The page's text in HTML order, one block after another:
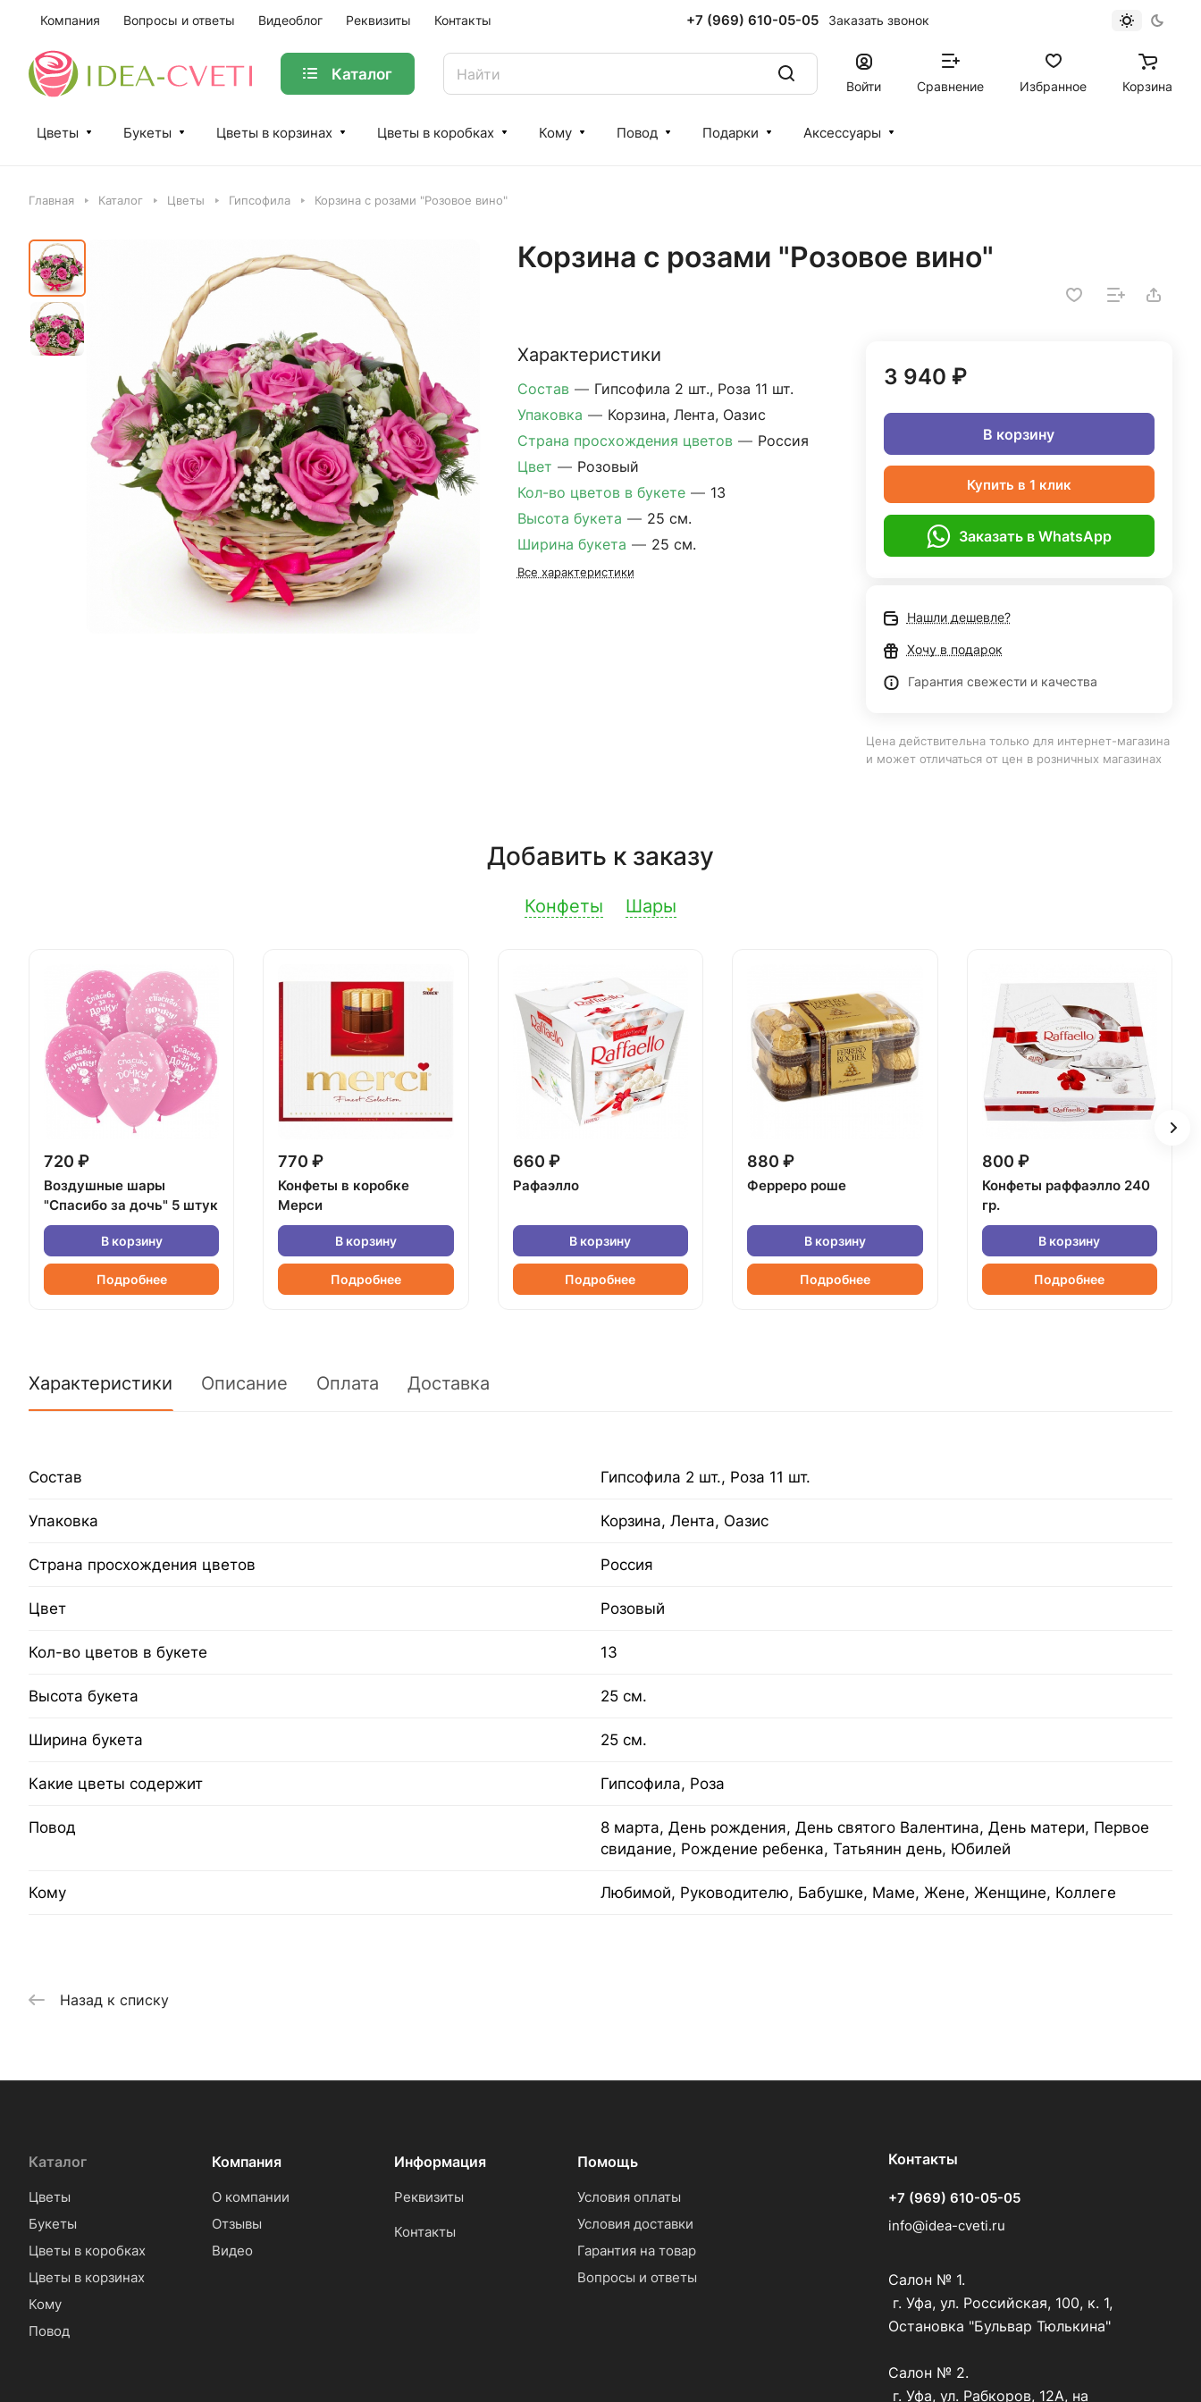
Компания Вопросы и ответы Видеоблог Реквизиты Контакты +7 (969) 610-05-05 Заказать звонок
Каталог
Войти Сравнение Избранное Корзина
Цветы Букеты Цветы в корзинах Цветы в коробках Кому Повод Подарки Аксессуары
Главная Каталог Цветы Гипсофила Корзина с розами "Розовое вино"
Корзина с розами "Розовое вино"
Характеристики
Состав — Гипсофила 2 шт., Роза 11 шт.
Упаковка — Корзина, Лента, Оазис
Страна просхождения цветов — Россия
Цвет — Розовый
Кол-во цветов в букете — 13
Высота букета — 25 см.
Ширина букета — 25 см.
Все характеристики
3 940 ₽
В корзину
Купить в 1 клик
Заказать в WhatsApp
Нашли дешевле?
Хочу в подарок
Гарантия свежести и качества
Цена действительна только для интернет-магазина
и может отличаться от цен в розничных магазинах
Добавить к заказу
Конфеты Шары
720 ₽
Воздушные шары
"Спасибо за дочь" 5 штук
В корзину
Подробнее
770 ₽
Конфеты в коробке
Мерси
В корзину
Подробнее
660 ₽
Рафаэлло
В корзину
Подробнее
880 ₽
Ферреро роше
В корзину
Подробнее
800 ₽
Конфеты раффаэлло 240
гр.
В корзину
Подробнее
Характеристики Описание Оплата Доставка
Состав Гипсофила 2 шт., Роза 11 шт.
Упаковка Корзина, Лента, Оазис
Страна просхождения цветов Россия
Цвет Розовый
Кол-во цветов в букете 13
Высота букета 25 см.
Ширина букета 25 см.
Какие цветы содержит Гипсофила, Роза
Повод
8 марта, День рождения, День святого Валентина, День матери, Первое
свидание, Рождение ребенка, Татьянин день, Юбилей
Кому Любимой, Руководителю, Бабушке, Маме, Жене, Женщине, Коллеге
Назад к списку
Каталог
Цветы
Букеты
Цветы в коробках
Цветы в корзинах
Кому
Повод
Компания
О компании
Отзывы
Видео
Информация
Реквизиты
Контакты
Помощь
Условия оплаты
Условия доставки
Гарантия на товар
Вопросы и ответы
Контакты
+7 (969) 610-05-05
info@idea-cveti.ru
Салон № 1.
г. Уфа, ул. Российская, 100, к. 1,
Остановка "Бульвар Тюлькина"
Салон № 2.
г. Уфа, ул. Рабкоров, 12А, на